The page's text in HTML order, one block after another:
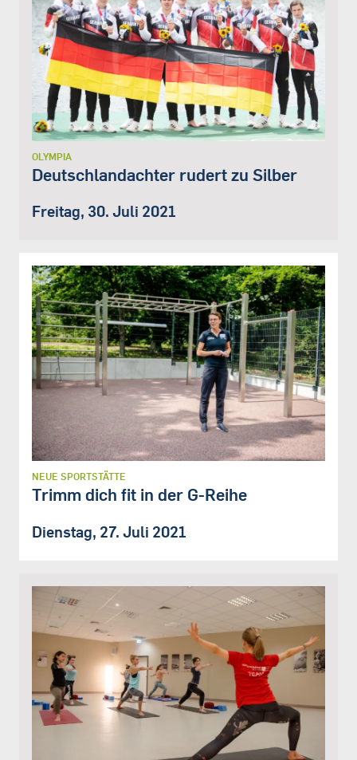
OLYMPIA
Deutschlandachter rudert zu Silber
Freitag, 30. Juli 2021
NEUE SPORTSTÄTTE
Trimm dich fit in der G-Reihe
Dienstag, 27. Juli 2021